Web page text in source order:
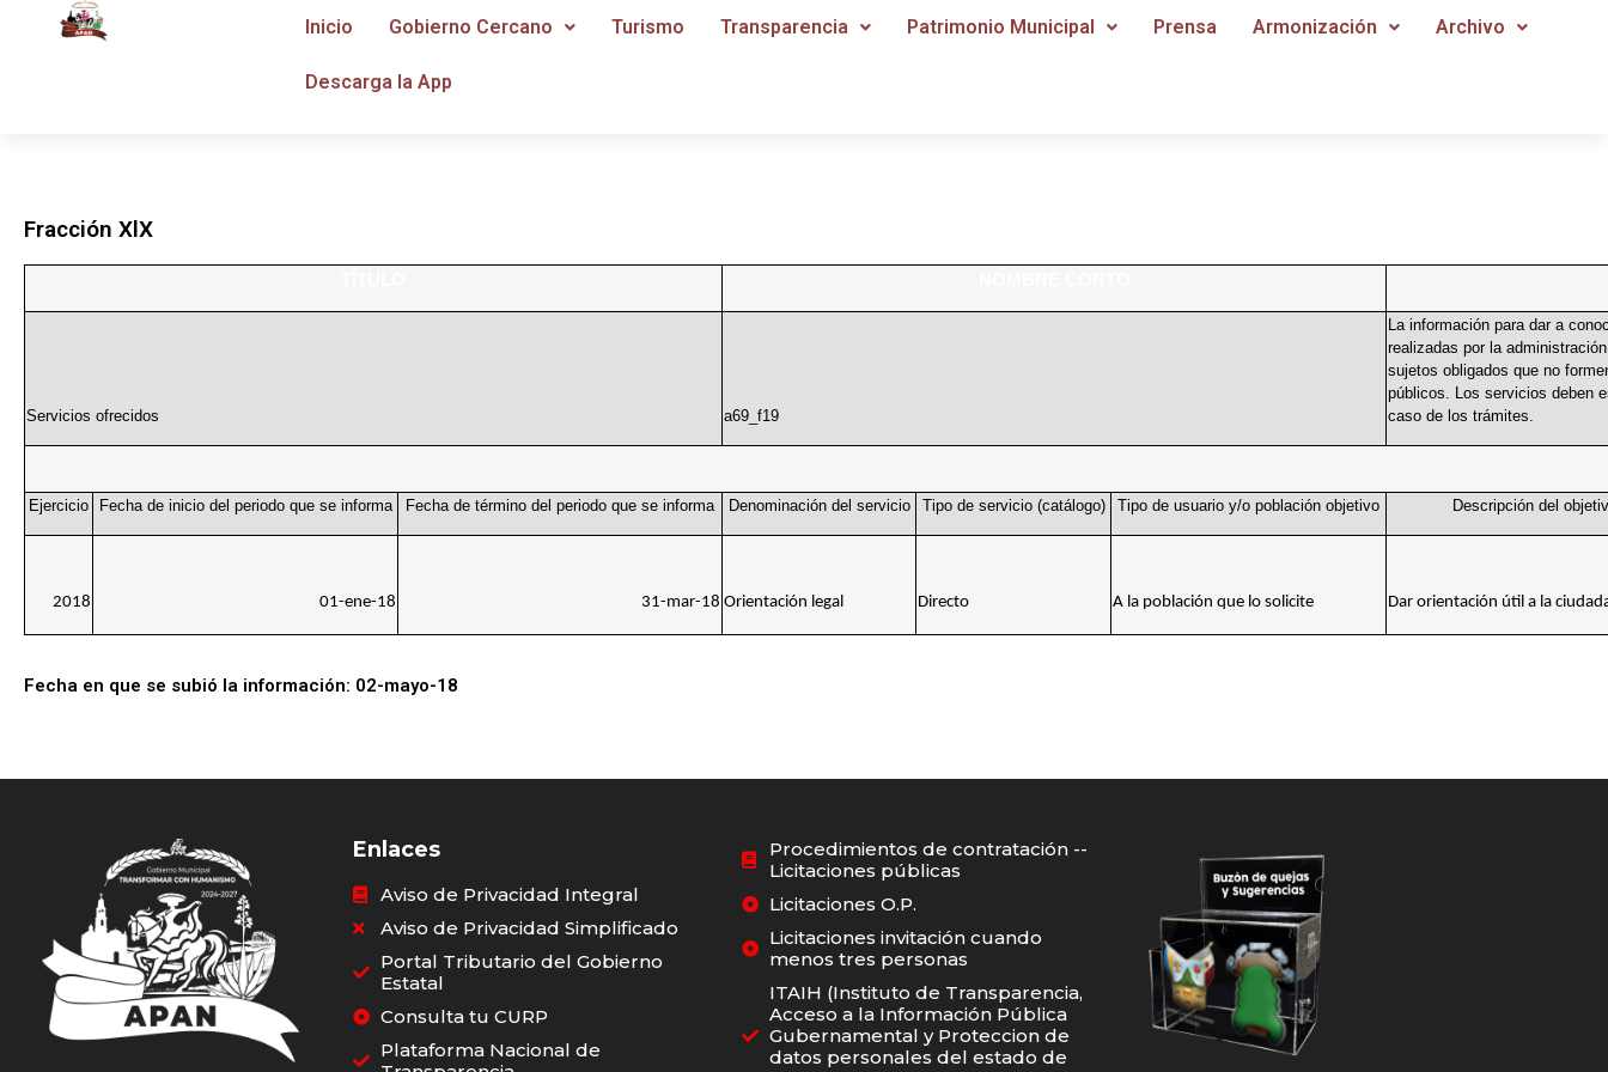
Inicio Gobierno Cercano Turismo Transparencia Patrimonio Municipal Prensa Armonización Archivo
Descarga la App
Fracción XlX
Servicios ofrecidos a69_f19
La información para dar a
realizadas por la
sujetos obligados que no
públicos. Los servicios deben
caso de los trámites.
Ejercicio Fecha de inicio del periodo que se informa Fecha de término del periodo que se informa Denominación del servicio Tipo de servicio (catálogo) Tipo de usuario y/o población objetivo Descripción del
2018 01-ene-18 31-mar-18 Orientación legal Directo A la población que lo solicite Dar orientación útil a la
Fecha en que se subió la información: 02-mayo-18
Enlaces
Aviso de Privacidad Integral
Aviso de Privacidad Simplificado
Portal Tributario del Gobierno
Estatal
Consulta tu CURP
Plataforma Nacional de
Procedimientos de contratación --
Licitaciones públicas
Licitaciones O.P.
Licitaciones invitación cuando
menos tres personas
ITAIH (Instituto de Transparencia,
Acceso a la Información Pública
Gubernamental y Proteccion de
datos personales del estado de